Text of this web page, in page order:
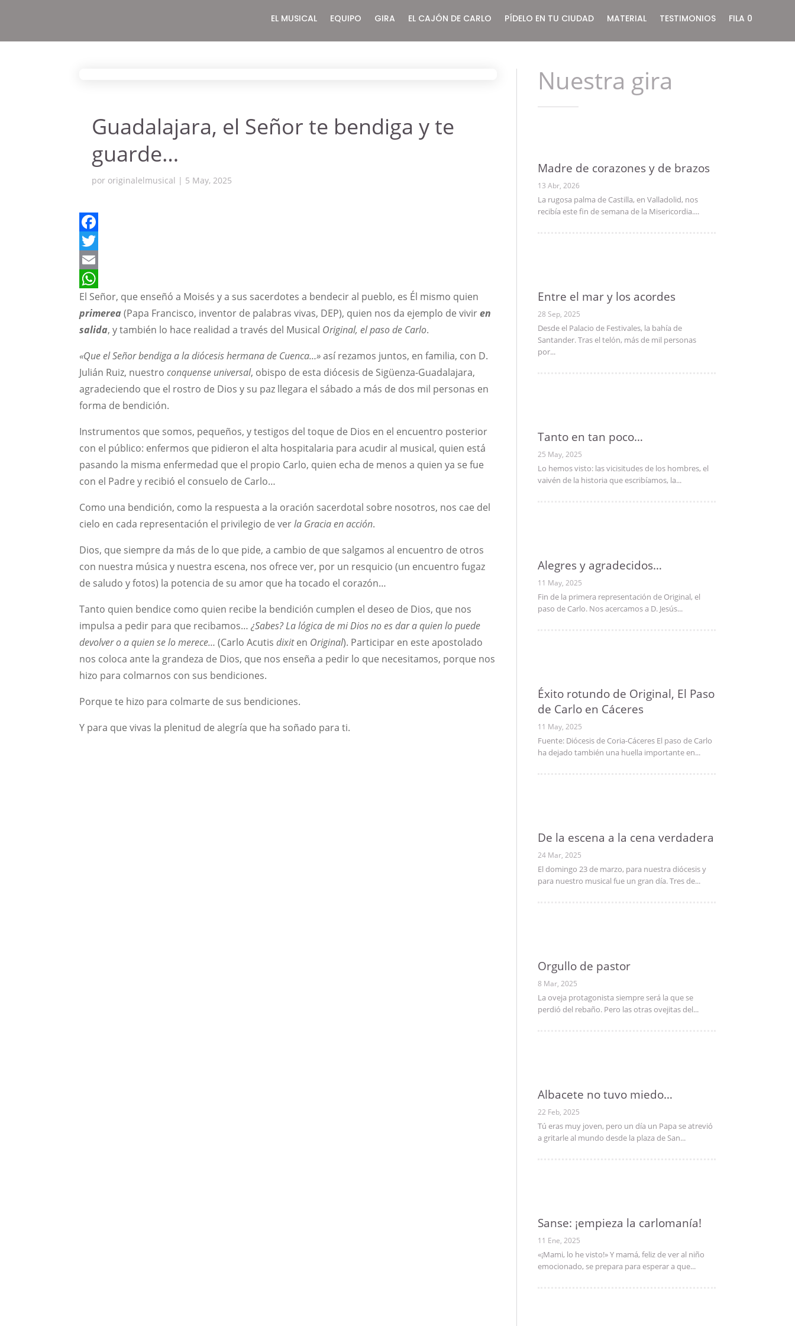
EL MUSICAL EQUIPO GIRA EL CAJÓN DE CARLO PÍDELO EN TU CIUDAD MATERIAL TESTIMONIOS FILA 0
Guadalajara, el Señor te bendiga y te
guarde…
por originalelmusical | 5 May, 2025
Facebook
Twitter
Email
WhatsApp
El Señor, que enseñó a Moisés y a sus sacerdotes a bendecir al pueblo, es Él mismo quien
primerea(Papa Francisco, inventor de palabras vivas, DEP), quien nos da ejemplo de viviren
salida, y también lo hace realidad a través del Musical Original, el paso de Carlo.
«Que el Señor bendiga a la diócesis hermana de Cuenca…»así rezamos juntos, en familia, con D.
Julián Ruiz, nuestroconquense universal, obispo de esta diócesis de Sigüenza-Guadalajara,
agradeciendo que el rostro de Dios y su paz llegara el sábado a más de dos mil personas en
forma de bendición.
Instrumentos que somos, pequeños, y testigos del toque de Dios en el encuentro posterior
con el público: enfermos que pidieron el alta hospitalaria para acudir al musical, quien está
pasando la misma enfermedad que el propio Carlo, quien echa de menos a quien ya se fue
con el Padre y recibió el consuelo de Carlo…
Como una bendición, como la respuesta a la oración sacerdotal sobre nosotros, nos cae del
cielo en cada representación el privilegio de verla Gracia en acción.
Dios, que siempre da más de lo que pide, a cambio de que salgamos al encuentro de otros
con nuestra música y nuestra escena, nos ofrece ver, por un resquicio (un encuentro fugaz
de saludo y fotos) la potencia de su amor que ha tocado el corazón…
Tanto quien bendice como quien recibe la bendición cumplen el deseo de Dios, que nos
impulsa a pedir para que recibamos…¿Sabes? La lógica de mi Dios no es dar a quien lo puede
devolver o a quien se lo merece…(Carlo Acutisdixiten Original). Participar en este apostolado
nos coloca ante la grandeza de Dios, que nos enseña a pedir lo que necesitamos, porque nos
hizo para colmarnos con sus bendiciones.
Porque te hizo para colmarte de sus bendiciones.
Y para que vivas la plenitud de alegría que ha soñado para ti.
Nuestra gira
Madre de corazones y de brazos
13 Abr, 2026
La rugosa palma de Castilla, en Valladolid, nos
recibía este fin de semana de la Misericordia....
Entre el mar y los acordes
28 Sep, 2025
Desde el Palacio de Festivales, la bahía de
Santander. Tras el telón, más de mil personas
por...
Tanto en tan poco…
25 May, 2025
Lo hemos visto: las vicisitudes de los hombres, el
vaivén de la historia que escribíamos, la...
Alegres y agradecidos…
11 May, 2025
Fin de la primera representación de Original, el
paso de Carlo. Nos acercamos a D. Jesús...
Éxito rotundo de Original, El Paso
de Carlo en Cáceres
11 May, 2025
Fuente: Diócesis de Coria-Cáceres El paso de Carlo
ha dejado también una huella importante en...
De la escena a la cena verdadera
24 Mar, 2025
El domingo 23 de marzo, para nuestra diócesis y
para nuestro musical fue un gran día. Tres de...
Orgullo de pastor
8 Mar, 2025
La oveja protagonista siempre será la que se
perdió del rebaño. Pero las otras ovejitas del...
Albacete no tuvo miedo…
22 Feb, 2025
Tú eras muy joven, pero un día un Papa se atrevió
a gritarle al mundo desde la plaza de San...
Sanse: ¡empieza la carlomanía!
11 Ene, 2025
«¡Mami, lo he visto!» Y mamá, feliz de ver al niño
emocionado, se prepara para esperar a que...